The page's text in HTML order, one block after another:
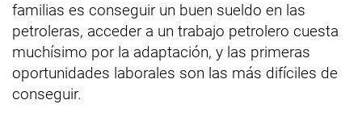
familias es conseguir un buen sueldo en las
petroleras, acceder a un trabajo petrolero cuesta
muchísimo por la adaptación, y las primeras
oportunidades laborales son las más difíciles de
conseguir.